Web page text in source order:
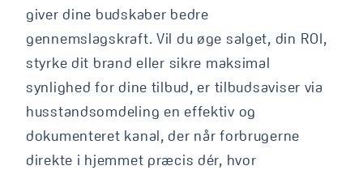
giver dine budskaber bedre
gennemslagskraft. Vil du øge salget, din ROI,
styrke dit brand eller sikre maksimal
synlighed for dine tilbud, er tilbudsaviser via
husstandsomdeling en effektiv og
dokumenteret kanal, der når forbrugerne
direkte i hjemmet præcis dér, hvor